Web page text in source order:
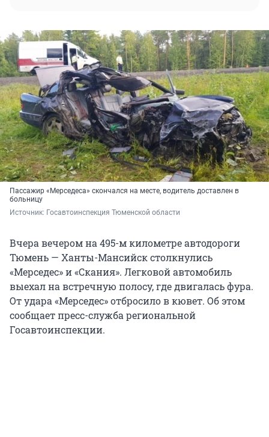
Пассажир «Мерседеса» скончался на месте, водитель доставлен в
больницу
Источник: Госавтоинспекция Тюменской области
Вчера вечером на 495-м километре автодороги
Тюмень — Ханты-Мансийск столкнулись
«Мерседес» и «Скания». Легковой автомобиль
выехал на встречную полосу, где двигалась фура.
От удара «Мерседес» отбросило в кювет. Об этом
сообщает пресс-служба региональной
Госавтоинспекции.